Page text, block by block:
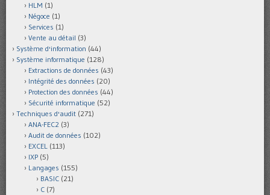
HLM (1)
Négoce (1)
Services (1)
Vente au détail (3)
Système d'information (44)
Système informatique (128)
Extractions de données (43)
Intégrité des données (20)
Protection des données (44)
Sécurité informatique (52)
Techniques d'audit (271)
ANA-FEC2 (3)
Audit de données (102)
EXCEL (113)
IXP (5)
Langages (155)
BASIC (21)
C (7)